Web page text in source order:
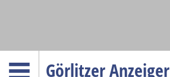
Görlitzer Anzeiger